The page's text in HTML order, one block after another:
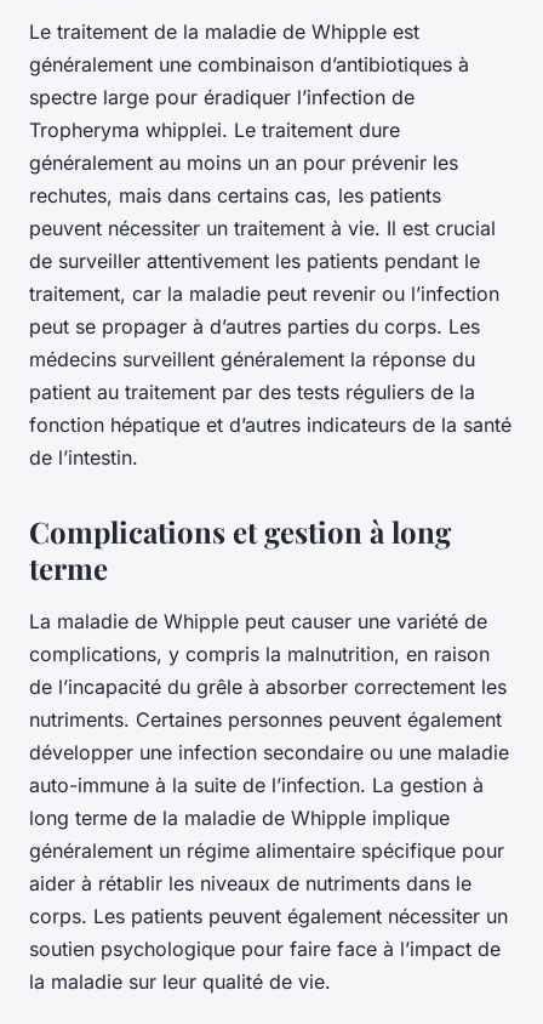
Le traitement de la maladie de Whipple est
généralement une combinaison d’antibiotiques à
spectre large pour éradiquer l’infection de
Tropheryma whipplei. Le traitement dure
généralement au moins un an pour prévenir les
rechutes, mais dans certains cas, les patients
peuvent nécessiter un traitement à vie. Il est crucial
de surveiller attentivement les patients pendant le
traitement, car la maladie peut revenir ou l’infection
peut se propager à d’autres parties du corps. Les
médecins surveillent généralement la réponse du
patient au traitement par des tests réguliers de la
fonction hépatique et d’autres indicateurs de la santé
de l’intestin.
Complications et gestion à long
terme
La maladie de Whipple peut causer une variété de
complications, y compris la malnutrition, en raison
de l’incapacité du grêle à absorber correctement les
nutriments. Certaines personnes peuvent également
développer une infection secondaire ou une maladie
auto-immune à la suite de l’infection. La gestion à
long terme de la maladie de Whipple implique
généralement un régime alimentaire spécifique pour
aider à rétablir les niveaux de nutriments dans le
corps. Les patients peuvent également nécessiter un
soutien psychologique pour faire face à l’impact de
la maladie sur leur qualité de vie.